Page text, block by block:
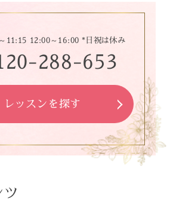
11:15 12:00～16:00 *日祝は休み
288-653
レッスンを探す